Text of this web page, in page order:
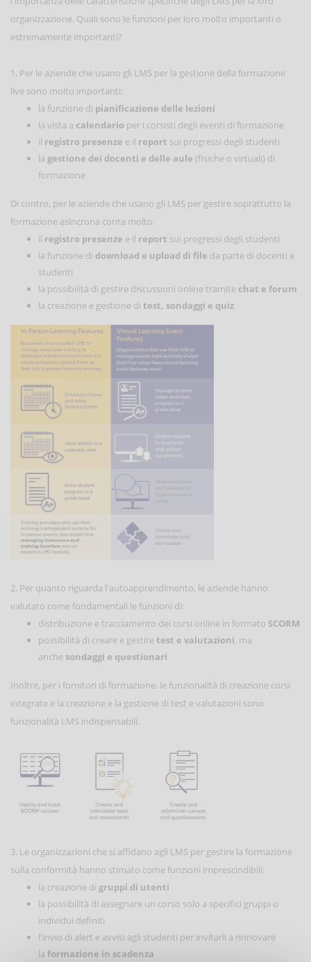
organizzazione. Quali sono le funzioni per loro molto importanti o
estremamente importanti?
1. Per le aziende che usano gli LMS per la gestione della formazione
live sono molto importanti:
la funzione di pianificazione delle lezioni
la vista a calendario per i corsisti degli eventi di formazione
il registro presenze e il report sui progressi degli studenti
la gestione dei docenti e delle aule (fisiche o virtuali) di
formazione
Di contro, per le aziende che usano gli LMS per gestire soprattutto la
formazione asincrona conta molto:
il registro presenze e il report sui progressi degli studenti
la funzione di download e upload di file da parte di docenti e
studenti
la possibilità di gestire discussioni online tramite chat e forum
la creazione e gestione di test, sondaggi e quiz
2. Per quanto riguarda l'autoapprendimento, le aziende hanno
valutato come fondamentali le funzioni di:
distribuzione e tracciamento dei corsi online in formato SCORM
possibilità di creare e gestire test e valutazioni, ma
anche sondaggi e questionari
Inoltre, per i fornitori di formazione, le funzionalità di creazione corsi
integrate e la creazione e la gestione di test e valutazioni sono
funzionalità LMS indispensabili.
3. Le organizzazioni che si affidano agli LMS per gestire la formazione
sulla conformità hanno stimato come funzioni imprescindibili:
la creazione di gruppi di utenti
la possibilità di assegnare un corso solo a specifici gruppi o
individui definiti
l'invio di alert e avvisi agli studenti per invitarli a rinnovare
la formazione in scadenza